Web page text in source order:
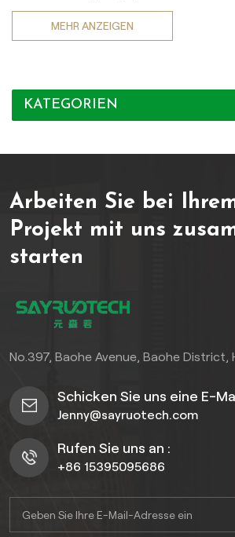
wartungsarme PVC-
Zaunsysteme – die
Hergestellt aus
hochdichtem Neu-PVC und
stand und ist
jahrzehntelang resistent
gegen Ausbleichen, Risse
und Schädlinge. Im
gestrichen noch gebeizt
oder rostbehandelt
werden. Wählen Sie aus
(Sichtschutz, halbprivater
Zaun, Lattenzaun) und
raffinierten Farben, um die
Attraktivität Ihres Hauses zu
steigern und gleichzeitig
Privatsphäre und Sicherheit
zu genießen. Mit 25 Jahren
MEHR ANZEIGEN
KATEGORIEN
Arbeiten Sie bei
Projekt mit uns
starten
No.397, Baohe Avenue, Baohe District,
Schicken Sie uns eine E-
Jenny@sayruotech.com
Rufen Sie uns an :
+86 15395095686